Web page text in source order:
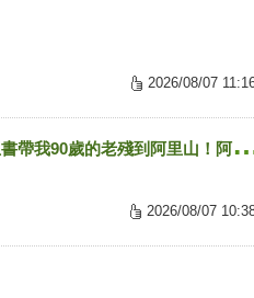
2026/08/07
保阿嬤金鳳姨的***寶貝孝順女兒唐玉書帶我90歲的
2026/08/07